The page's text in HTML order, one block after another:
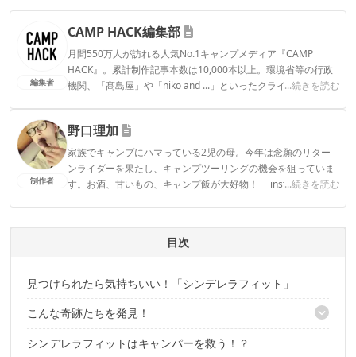
編集者
CAMP HACK編集部
月間550万人が訪れる人気No.1キャンプメディア『CAMP
HACK』。累計制作記事本数は10,000本以上。環境省等の行政
機関、「髙島屋」や「niko and ...」といったクライアントとの
...続きを読む
CAMP HACK編集部のプロフィール
制作者
野口理加
家族でキャンプにハマっている2児の母。今年は念願のリター
ンライダーを果たし、キャンプツーリングの機会を狙っていま
す。お酒、甘いもの、キャンプ飯が大好物！ instagramアカ
...続きを読む
目次
見つけられたら気持ちいい！「シンデレラフィット」
こんな奇跡たちを発見！
コールマン × スノーピーク
シンデレラフィットはキャンパーを救う！？